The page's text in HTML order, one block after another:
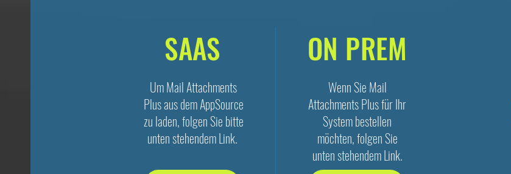
SAAS
Um Mail Attachments
Plus aus dem AppSource
zu laden, folgen Sie bitte
unten stehendem Link.
ON PREM
Wenn Sie Mail
Attachments Plus für Ihr
System bestellen
möchten, folgen Sie
unten stehendem Link.